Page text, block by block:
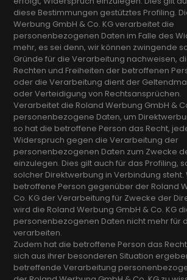
diese Bestimmungen gestütztes Profiling.
Werbung GmbH & Co. KG verarbeitet die
personenbezogenen Daten im Falle des
mehr, es sei denn, wir können zwingende
Gründe für die Verarbeitung nachweisen,
Rechten und Freiheiten der betroffenen
oder die Verarbeitung dient der
oder Verteidigung von Rechtsansprüchen.
Verarbeitet die Roland Werbung GmbH &
personenbezogene Daten, um
so hat die betroffene Person das Recht,
Widerspruch gegen die Verarbeitung der
personenbezogenen Daten zum Zwecke
einzulegen. Dies gilt auch für das Profiling,
solcher Direktwerbung in Verbindung
betroffene Person gegenüber der Roland
Co. KG der Verarbeitung für Zwecke der
wird die Roland Werbung GmbH & Co. KG
personenbezogenen Daten nicht mehr für
verarbeiten.
Zudem hat die betroffene Person das
sich aus ihrer besonderen Situation
betreffende Verarbeitung